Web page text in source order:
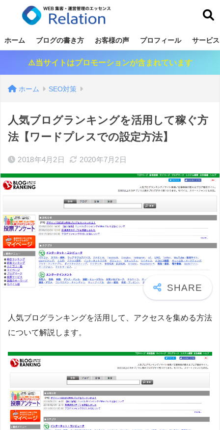
ホーム ブログの書き方 お客様の声 プロフィール サービ
⚠️当サイトはプロモーションが含まれています
ホーム SEO対策
人気ブログランキングを活用して稼ぐ方
法【ワードプレスでの設定方法】
2018年4月2日 2020年7月2日
人気ブログランキングを活用して、アクセスを集める方法
について解説します。